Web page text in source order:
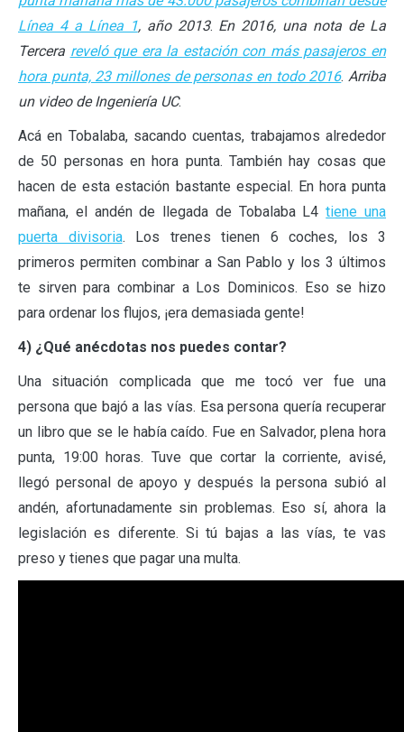
Línea 4 a Línea 1, año 2013. En 2016, una nota de La
Tercera reveló que era la estación con más pasajeros en
hora punta, 23 millones de personas en todo 2016.Arriba
un video de Ingeniería UC.
Acá en Tobalaba, sacando cuentas, trabajamos alrededor
de 50 personas en hora punta. También hay cosas que
hacen de esta estación bastante especial. En hora punta
mañana, el andén de llegada de Tobalaba L4tiene una
puerta divisoria. Los trenes tienen 6 coches, los 3
primeros permiten combinar a San Pablo y los 3 últimos
te sirven para combinar a Los Dominicos. Eso se hizo
para ordenar los flujos, ¡era demasiada gente!
4) ¿Qué anécdotas nos puedes contar?
Una situación complicada que me tocó ver fue una
persona que bajó a las vías. Esa persona quería recuperar
un libro que se le había caído. Fue en Salvador, plena hora
punta, 19:00 horas. Tuve que cortar la corriente, avisé,
llegó personal de apoyo y después la persona subió al
andén, afortunadamente sin problemas. Eso sí, ahora la
legislación es diferente. Si tú bajas a las vías, te vas
preso y tienes que pagar una multa.